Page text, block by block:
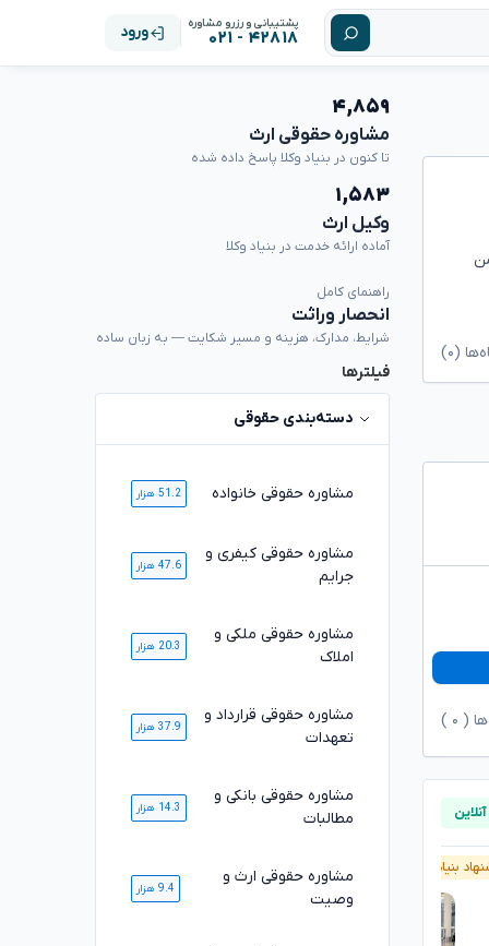
پشتیبانی و رزرو مشاوره
۴۲۸۱۸ - ۰۲۱ ورود
(۰)
( ۰
بنیاد وکلا
۴,۸۵۹
مشاوره حقوقی ارث
تا کنون در بنیاد وکلا پاسخ داده شده
۱,۵۸۳
وکیل ارث
آماده ارائه خدمت در بنیاد وکلا
راهنمای کامل
انحصار وراثت
شرایط، مدارک، هزینه و مسیر شکایت — به زبان ساده
فیلترها
دسته‌بندی حقوقی
مشاوره حقوقی خانواده 51.2 هزار
مشاوره حقوقی کیفری و
جرایم
47.6 هزار
مشاوره حقوقی ملکی و
املاک
20.3 هزار
مشاوره حقوقی قرارداد و
تعهدات
37.9 هزار
مشاوره حقوقی بانکی و
مطالبات
14.3 هزار
مشاوره حقوقی ارث و
وصیت
9.4 هزار